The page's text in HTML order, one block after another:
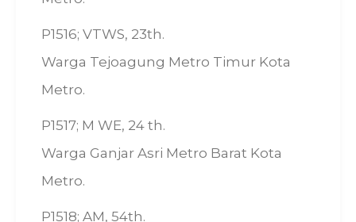
P1516; VTWS, 23th.
Warga Tejoagung Metro Timur Kota
Metro.
P1517; M WE, 24 th.
Warga Ganjar Asri Metro Barat Kota
Metro.
P1518; AM, 54th.